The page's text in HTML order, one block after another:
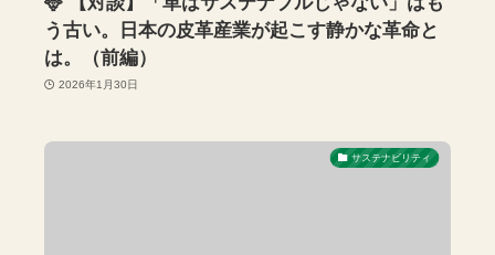
う古い。日本の皮革産業が起こす静かな革命と
は。（前編）
2026年1月30日
サステナビリティ